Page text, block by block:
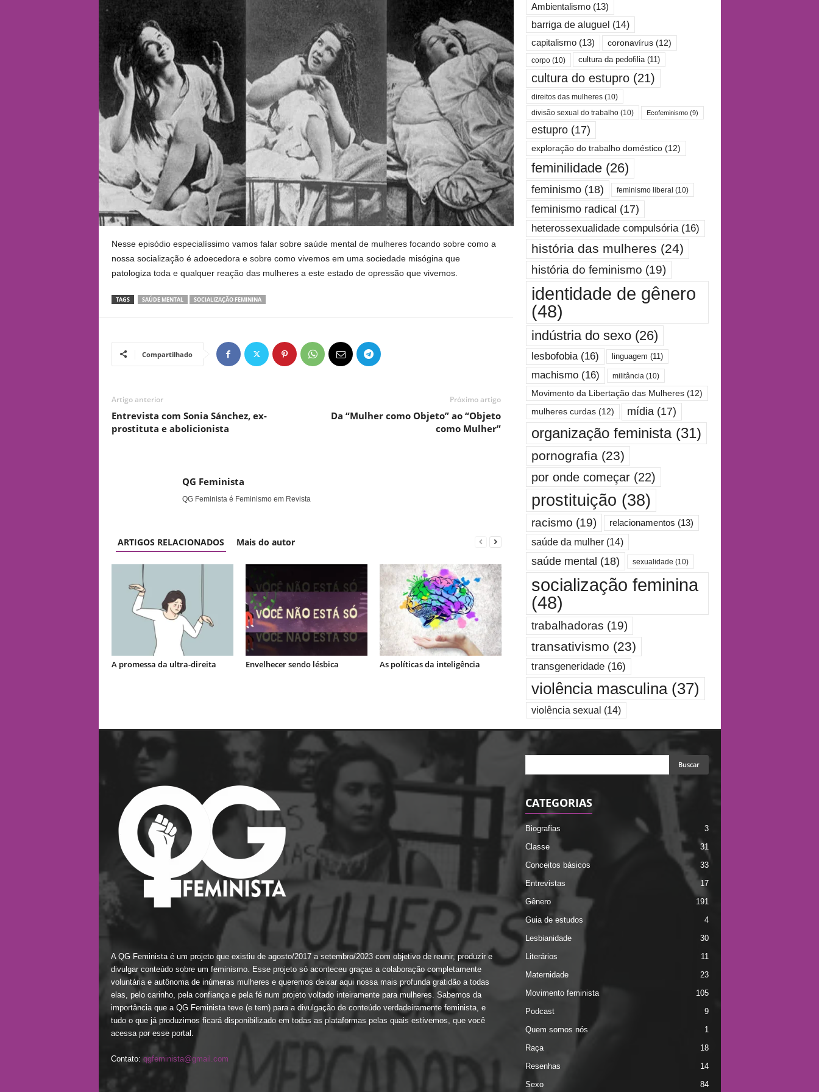
Nesse episódio especialíssimo vamos falar sobre saúde mental de mulheres focando sobre como a
nossa socialização é adoecedora e sobre como vivemos em uma sociedade misógina que
patologiza toda e qualquer reação das mulheres a este estado de opressão que vivemos.
TAGS SAÚDE MENTAL SOCIALIZAÇÃO FEMININA
Compartilhado
Artigo anterior
Entrevista com Sonia Sánchez, ex-
prostituta e abolicionista
Próximo artigo
Da “Mulher como Objeto” ao “Objeto
como Mulher”
QG Feminista
QG Feminista é Feminismo em Revista
ARTIGOS RELACIONADOS Mais do autor
A promessa da ultra-direita Envelhecer sendo lésbica As políticas da inteligência
Ambientalismo(13)
barriga de aluguel (14)
capitalismo(13) coronavírus(12)
corpo(10) cultura da pedofilia(11)
cultura do estupro(21)
direitos das mulheres(10)
divisão sexual do trabalho(10) Ecofeminismo(9)
estupro(17)
exploração do trabalho doméstico(12)
feminilidade(26)
feminismo(18) feminismo liberal (10)
feminismo radical (17)
heterossexualidade compulsória(16)
história das mulheres (24)
história do feminismo (19)
identidade de gênero
(48)
indústria do sexo(26)
lesbofobia(16) linguagem (11)
machismo(16) militância (10)
Movimento da Libertação das Mulheres(12)
mulheres curdas(12) mídia(17)
organização feminista(31)
pornografia(23)
por onde começar(22)
prostituição (38)
racismo (19) relacionamentos (13)
saúde da mulher(14)
saúde mental (18) sexualidade (10)
socialização feminina
(48)
trabalhadoras (19)
transativismo (23)
transgeneridade(16)
violência masculina(37)
violência sexual (14)
A QG Feminista é um projeto que existiu de agosto/2017 a setembro/2023 com objetivo de reunir, produzir e
divulgar conteúdo sobre um feminismo. Esse projeto só aconteceu graças a colaboração completamente
voluntária e autônoma de inúmeras mulheres e queremos deixar aqui nossa mais profunda gratidão a todas
elas, pelo carinho, pela confiança e pela fé num projeto voltado inteiramente para mulheres. Sabemos da
importância que a QG Feminista teve (e tem) para a divulgação de conteúdo verdadeiramente feminista, e
tudo o que já produzimos ficará disponibilizado em todas as plataformas pelas quais estivemos, que você
acessa por esse portal.
Contato: qgfeminista@gmail.com
CATEGORIAS
Biografias
3
Classe
31
Conceitos básicos
33
Entrevistas
17
Gênero
191
Guia de estudos
4
Lesbianidade
30
Literários
11
Maternidade
23
Movimento feminista
105
Podcast
9
Quem somos nós
1
Raça
18
Resenhas
14
Sexo
84